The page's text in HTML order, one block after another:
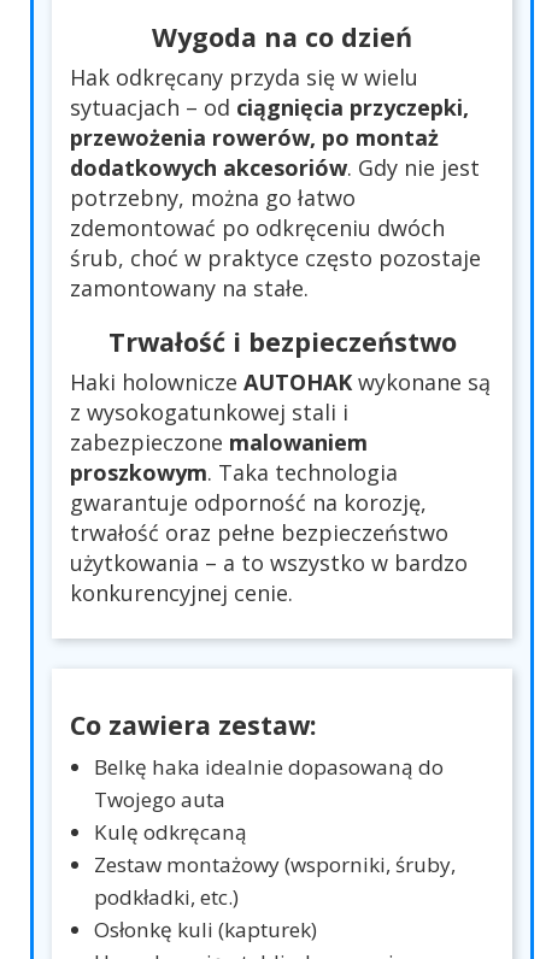
Wygoda na co dzień
Hak odkręcany przyda się w wielu
sytuacjach – od ciągnięcia przyczepki,
przewożenia rowerów, po montaż
dodatkowych akcesoriów. Gdy nie jest
potrzebny, można go łatwo
zdemontować po odkręceniu dwóch
śrub, choć w praktyce często pozostaje
zamontowany na stałe.
Trwałość i bezpieczeństwo
Haki holownicze AUTOHAK wykonane są
z wysokogatunkowej stali i
zabezpieczone malowaniem
proszkowym. Taka technologia
gwarantuje odporność na korozję,
trwałość oraz pełne bezpieczeństwo
użytkowania – a to wszystko w bardzo
konkurencyjnej cenie.
Co zawiera zestaw:
Belkę haka idealnie dopasowaną do
Twojego auta
Kulę odkręcaną
Zestaw montażowy (wsporniki, śruby,
podkładki, etc.)
Osłonkę kuli (kapturek)